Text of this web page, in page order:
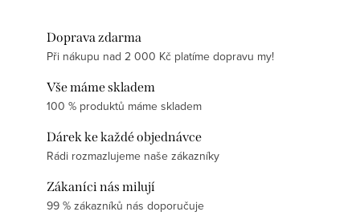
Doprava zdarma
Při nákupu nad 2 000 Kč platíme dopravu my!
Vše máme skladem
100 % produktů máme skladem
Dárek ke každé objednávce
Rádi rozmazlujeme naše zákazníky
Zákaníci nás milují
99 % zákazníků nás doporučuje